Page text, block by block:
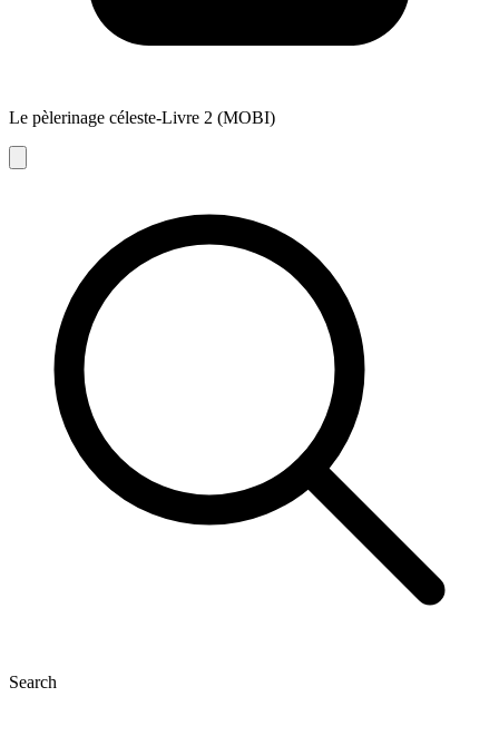
Le pèlerinage céleste-Livre 2 (MOBI)
Search